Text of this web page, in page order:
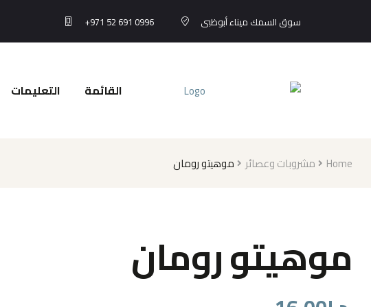
+971 52 691 0996 سوق السمك ميناء أبوظبى
القائمة التعليمات
Home مشروبات وعصائر موهيتو رومان
موهيتو رومان